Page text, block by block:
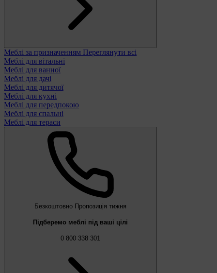
Меблі за призначенням Переглянути всі
Меблі для вітальні
Меблі для ванної
Меблі для дачі
Меблі для дитячої
Меблі для кухні
Меблі для передпокою
Меблі для спальні
Меблі для тераси
Безкоштовно Пропозиція тижня
Підберемо меблі під ваші цілі
0 800 338 301